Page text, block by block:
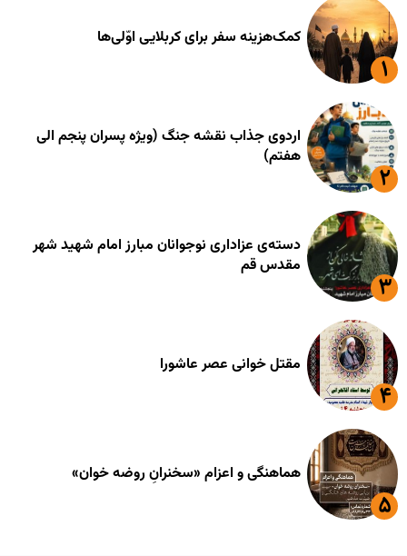
کمک‌هزینه سفر برای کربلایی اوّلی‌ها
اردوی جذاب نقشه جنگ (ویژه پسران پنجم الی
هفتم)
دسته‌ی عزاداری نوجوانان مبارز امام شهید شهر
مقدس قم
مقتل خوانی عصر عاشورا
هماهنگی و اعزام «سخنرانِ روضه خوان»